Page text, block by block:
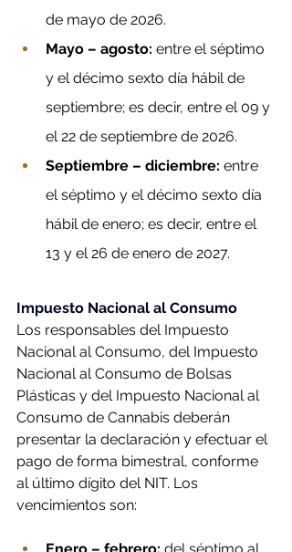
de mayo de 2026.
Mayo – agosto: entre el séptimo
y el décimo sexto día hábil de
septiembre; es decir, entre el 09 y
el 22 de septiembre de 2026.
Septiembre – diciembre: entre
el séptimo y el décimo sexto día
hábil de enero; es decir, entre el
13 y el 26 de enero de 2027.
Impuesto Nacional al Consumo
Los responsables del Impuesto
Nacional al Consumo, del Impuesto
Nacional al Consumo de Bolsas
Plásticas y del Impuesto Nacional al
Consumo de Cannabis deberán
presentar la declaración y efectuar el
pago de forma bimestral, conforme
al último dígito del NIT. Los
vencimientos son:
Enero – febrero: del séptimo al